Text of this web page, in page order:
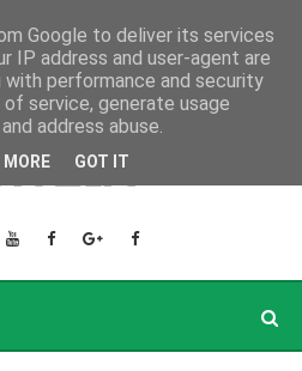
Google to deliver its services
IP address and user-agent are
with performance and security
service, generate usage
address abuse.
MORE GOT IT